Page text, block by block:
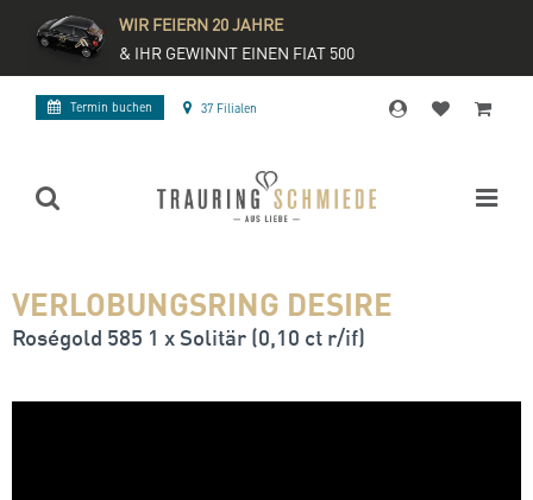
WIR FEIERN 20 JAHRE
& IHR GEWINNT EINEN FIAT 500
Termin buchen 37 Filialen
VERLOBUNGSRING DESIRE
Roségold 585 1 x Solitär (0,10 ct r/if)